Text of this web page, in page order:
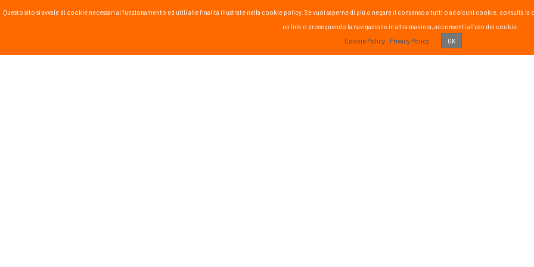
Questo sito si avvale di cookie necessari al funzionamento ed utili alle finalità illustrate nella cookie policy. Se vuoi saperne di più o negare il consenso a tutti o ad alcuni cookie, consulta
un link o proseguendo la navigazione in altra maniera, acconsenti all'uso dei cookie.
Cookie Policy
Privacy Policy OK